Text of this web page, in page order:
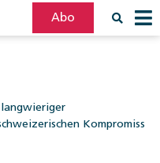
Abo
langwieriger
Kompromiss